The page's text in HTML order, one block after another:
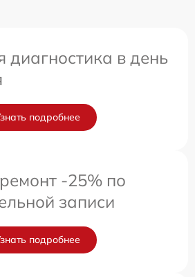
диагностика в день
подробнее
-25% по
записи
подробнее